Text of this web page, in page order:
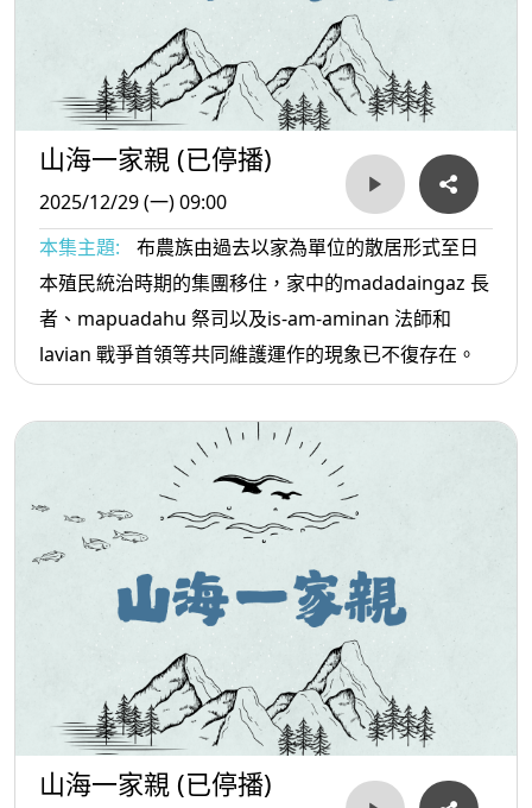
山海一家親 (已停播)
2025/12/29 (一) 09:00
本集主題:
布農族由過去以家為單位的散居形式至日
本殖民統治時期的集團移住，家中的madadaingaz 長
者、mapuadahu 祭司以及is-am-aminan 法師和
lavian 戰爭首領等共同維護運作的現象已不復存在。
山海一家親 (已停播)